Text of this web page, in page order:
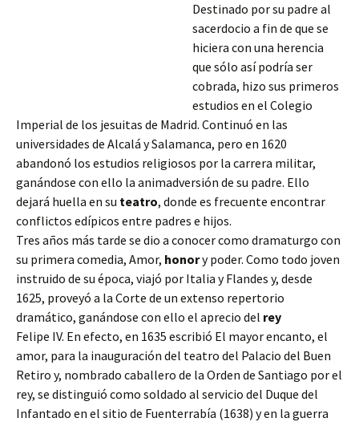
Destinado por su padre al
sacerdocio a fin de que se
hiciera con una herencia
que sólo así podría ser
cobrada, hizo sus primeros
estudios en el Colegio
Imperial de los jesuitas de Madrid. Continuó en las
universidades de Alcalá y Salamanca, pero en 1620
abandonó los estudios religiosos por la carrera militar,
ganándose con ello la animadversión de su padre. Ello
dejará huella en su teatro, donde es frecuente encontrar
conflictos edípicos entre padres e hijos.
Tres años más tarde se dio a conocer como dramaturgo con
su primera comedia, Amor, honory poder. Como todo joven
instruido de su época, viajó por Italia y Flandes y, desde
1625, proveyó a la Corte de un extenso repertorio
dramático, ganándose con ello el aprecio del rey
Felipe IV. En efecto, en 1635 escribió El mayor encanto, el
amor, para la inauguración del teatro del Palacio del Buen
Retiro y, nombrado caballero de la Orden de Santiago por el
rey, se distinguió como soldado al servicio del Duque del
Infantado en el sitio de Fuenterrabía (1638) y en la guerra